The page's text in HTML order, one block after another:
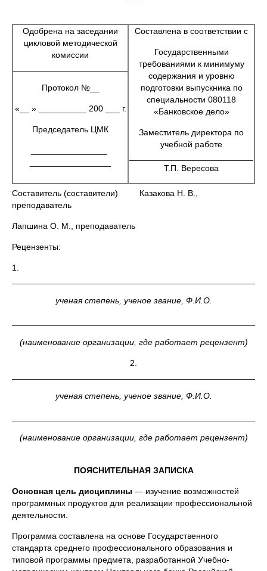
Одобрена на заседании
цикловой методической
комиссии
Протокол №__
«__ » __________ 200 ___ г.
Председатель ЦМК
Составлена в соответствии с
Государственными
требованиями к минимуму
содержания и уровню
подготовки выпускника по
специальности 080118
«Банковское дело»
Заместитель директора по
учебной работе
Т.П. Вересова
Составитель (составители) Казакова Н. В.,
преподаватель
Лапшина О. М., преподаватель
Рецензенты:
1.
ученая степень, ученое звание, Ф.И.О.
(наименование организации, где работает рецензент)
2.
ученая степень, ученое звание, Ф.И.О.
(наименование организации, где работает рецензент)
ПОЯСНИТЕЛЬНАЯ ЗАПИСКА
Основная цель дисциплины — изучение возможностей
программных продуктов для реализации профессиональной
деятельности.
Программа составлена на основе Государственного
стандарта среднего профессионального образования и
типовой программы предмета, разработанной Учебно-